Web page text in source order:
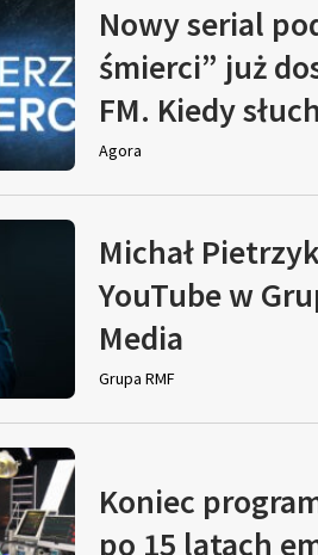
Nowy serial
śmierci” już
FM. Kiedy
Agora
Michał
YouTube w
Media
Grupa RMF
Koniec
po 15 latach